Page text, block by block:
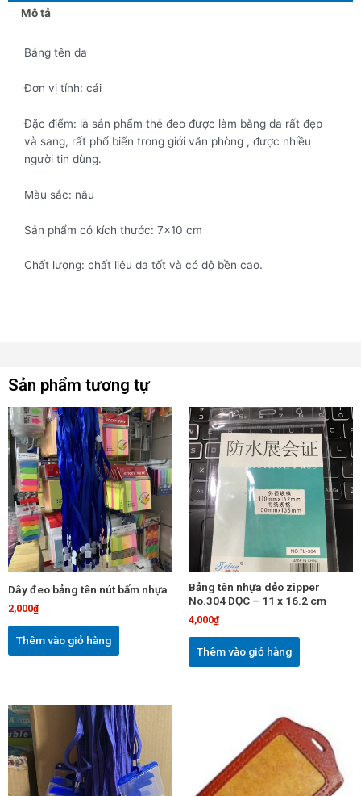
Mô tả
Bảng tên da
Đơn vị tính: cái
Đặc điểm: là sản phẩm thẻ đeo được làm bằng da rất đẹp
và sang, rất phổ biến trong giới văn phòng , được nhiều
người tin dùng.
Màu sắc: nâu
Sản phẩm có kích thước: 7×10 cm
Chất lượng: chất liệu da tốt và có độ bền cao.
Sản phẩm tương tự
Dây đeo bảng tên nút bấm nhựa
2,000₫
Thêm vào giỏ hàng
Bảng tên nhựa dẻo zipper
No.304 DỌC – 11 x 16.2 cm
4,000₫
Thêm vào giỏ hàng